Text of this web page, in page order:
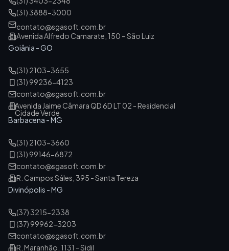
(31) 3888-3000
contato@sgasoft.com.br
Avenida Alfredo Camarate, 150 – São Luiz
Goiânia - GO
(31) 2103-3655
(31) 99236-4123
contato@sgasoft.com.br
Avenida Jaime Câmara QD 6D LT 02 - Residencial
Cidade Verde
Barbacena - MG
(31) 2103-3660
(31) 99146-6872
contato@sgasoft.com.br
R. Campos Sáles, 395 - Santa Tereza
Divinópolis - MG
(37) 3215-2338
(37) 99962-3203
contato@sgasoft.com.br
R. Maranhão, 1131 - Sidil